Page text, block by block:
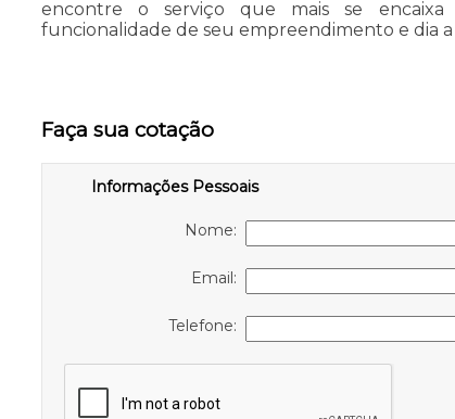
encontre o serviço que mais se
funcionalidade de seu empreendimento e dia a
Faça sua cotação
Informações Pessoais
Nome:
Email:
Telefone: